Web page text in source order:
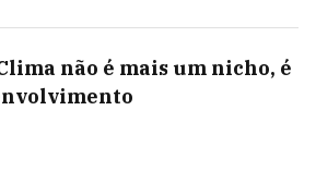
Clima não é mais um nicho, é